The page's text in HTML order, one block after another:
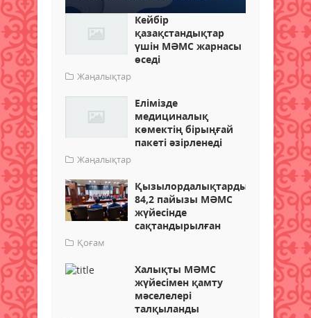
Кейбір
қазақстандықтар
үшін МӘМС жарнасы
өседі
Жаңалықтар
Елімізде
медициналық
көмектің бірыңғай
пакеті әзірленеді
Жаңалықтар
Қызылордалықтардың
84,2 пайызы МӘМС
жүйесінде
сақтандырылған
Қоғам
Халықты МӘМС
жүйесімен қамту
мәселелері
талқыланды